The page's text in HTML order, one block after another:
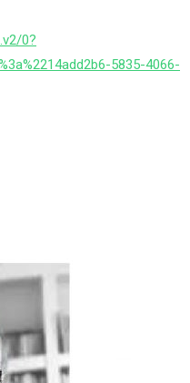
0?
5835-4066-